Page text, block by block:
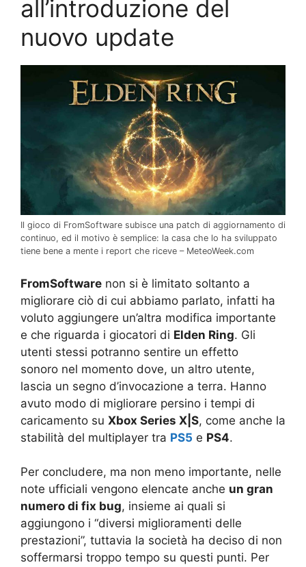
all’introduzione del
nuovo update
Il gioco di FromSoftware subisce una patch di aggiornamento di
continuo, ed il motivo è semplice: la casa che lo ha sviluppato
tiene bene a mente i report che riceve – MeteoWeek.com
FromSoftware non si è limitato soltanto a
migliorare ciò di cui abbiamo parlato, infatti ha
voluto aggiungere un’altra modifica importante
e che riguarda i giocatori di Elden Ring. Gli
utenti stessi potranno sentire un effetto
sonoro nel momento dove, un altro utente,
lascia un segno d’invocazione a terra. Hanno
avuto modo di migliorare persino i tempi di
caricamento su Xbox Series X|S, come anche la
stabilità del multiplayer tra PS5 e PS4.
Per concludere, ma non meno importante, nelle
note ufficiali vengono elencate anche un gran
numero di fix bug, insieme ai quali si
aggiungono i “diversi miglioramenti delle
prestazioni”, tuttavia la società ha deciso di non
soffermarsi troppo tempo su questi punti. Per